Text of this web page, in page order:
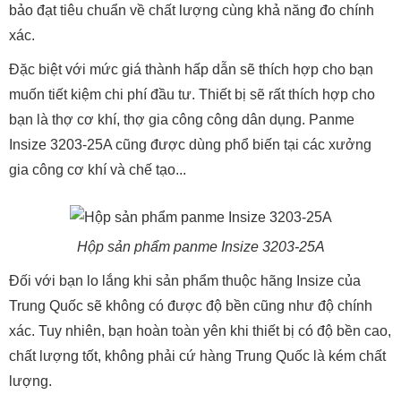
bảo đạt tiêu chuẩn về chất lượng cùng khả năng đo chính
xác.
Đặc biệt với mức giá thành hấp dẫn sẽ thích hợp cho bạn
muốn tiết kiệm chi phí đầu tư. Thiết bị sẽ rất thích hợp cho
bạn là thợ cơ khí, thợ gia công công dân dụng. Panme
Insize 3203-25A cũng được dùng phổ biến tại các xưởng
gia công cơ khí và chế tạo...
Hộp sản phẩm panme Insize 3203-25A
Đối với bạn lo lắng khi sản phẩm thuộc hãng Insize của
Trung Quốc sẽ không có được độ bền cũng như độ chính
xác. Tuy nhiên, bạn hoàn toàn yên khi thiết bị có độ bền cao,
chất lượng tốt, không phải cứ hàng Trung Quốc là kém chất
lượng.